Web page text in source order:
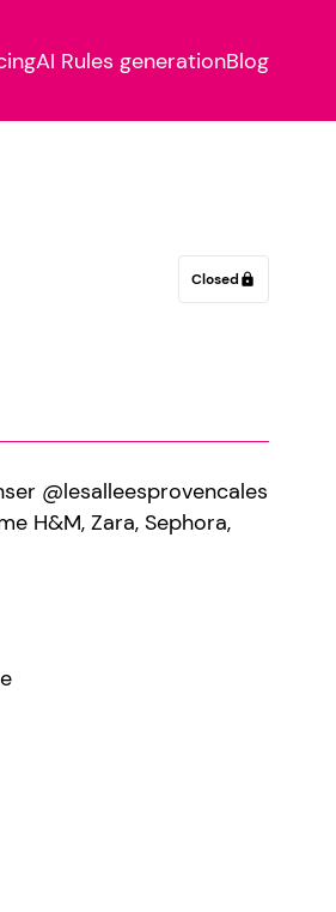
AI Rules generationBlog
Closed lock
@lesalleesprovencales
H&M, Zara, Sephora,